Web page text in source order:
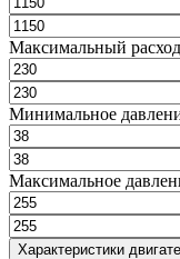
Максимальный
Минимальное
Максимальное
Характеристики